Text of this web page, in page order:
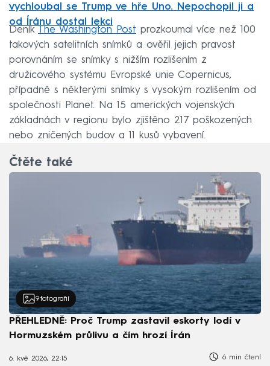
vychloubal se Trump ve hře Uno. Nepochopil ji a
od Íránu dostal lekci
Deník The Washington Post prozkoumal více než 100
takových satelitních snímků a ověřil jejich pravost
porovnáním se snímky s nižším rozlišením z
družicového systému Evropské unie Copernicus,
případně s některými snímky s vysokým rozlišením od
společnosti Planet. Na 15 amerických vojenských
základnách v regionu bylo zjištěno 217 poškozených
nebo zničených budov a 11 kusů vybavení.
Čtěte také
9 fotografií
PŘEHLEDNĚ: Proč Trump zastavil eskorty lodí v
Hormuzském průlivu a čím hrozí Írán
6. kvě 2026, 22:15 6 min čtení